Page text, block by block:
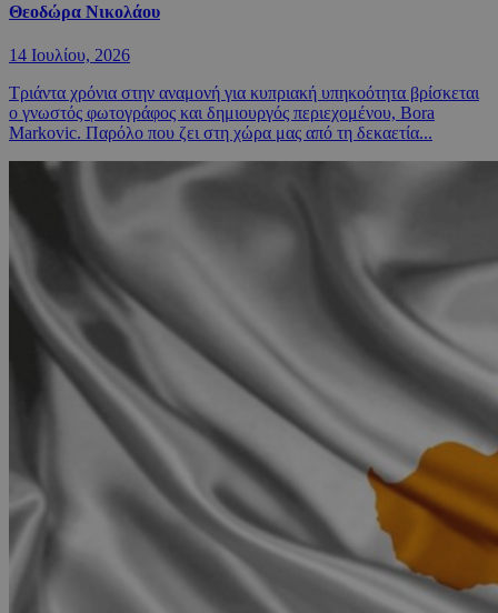
Θεοδώρα Νικολάου
14 Ιουλίου, 2026
Τριάντα χρόνια στην αναμονή για κυπριακή υπηκοότητα βρίσκεται
ο γνωστός φωτογράφος και δημιουργός περιεχομένου, Bora
Markovic. Παρόλο που ζει στη χώρα μας από τη δεκαετία...